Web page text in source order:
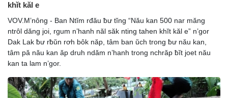
khĭt kăl e
VOV.M’nông - Ban Ntĭm rđău ƀư tĭng “Nău kan 500 nar măng
ntrôl dăng joi, rgum n’hanh năl săk nting tahen khĭt kăl e” n’gor
Dak Lak ƀư rƀŭn rơh bôk năp, tâm ban ŭch trong ƀư nău kan,
tâm pă nău kan ăp druh ndăm n’hanh trong nchrăp ƀĭt joet nău
kan ta lam n’gor.